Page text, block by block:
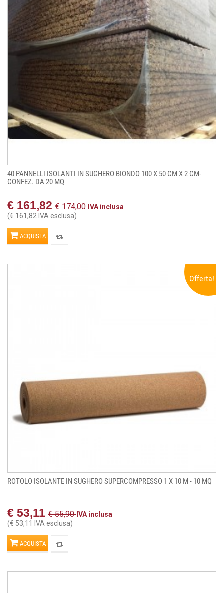
40 PANNELLI ISOLANTI IN SUGHERO BIONDO 100 X 50 CM X 2 CM-
CONFEZ. DA 20 MQ
€ 161,82 € 174,00 IVA inclusa
(€ 161,82 IVA esclusa)
ACQUISTA
Offerta!
ROTOLO ISOLANTE IN SUGHERO SUPERCOMPRESSO 1 X 10 M - 10 MQ
€ 53,11 € 55,90 IVA inclusa
(€ 53,11 IVA esclusa)
ACQUISTA